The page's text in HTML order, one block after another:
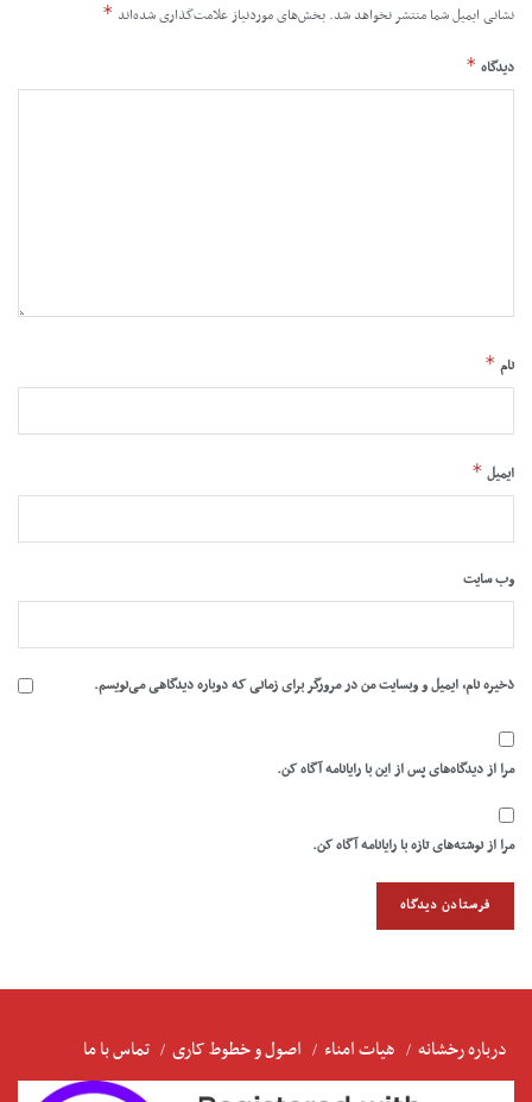
نشانی ایمیل شما منتشر نخواهد شد. بخش‌های موردنیاز علامت‌گذاری شده‌اند *
دیدگاه *
نام *
ایمیل *
وب‌ سایت
ذخیره نام، ایمیل و وبسایت من در مرورگر برای زمانی که دوباره دیدگاهی می‌نویسم.
مرا از دیدگاه‌های پس از این با رایانامه آگاه کن.
مرا از نوشته‌های تازه با رایانامه آگاه کن.
درباره رخشانه هیات امناء اصول و خطوط کاری تماس با ما